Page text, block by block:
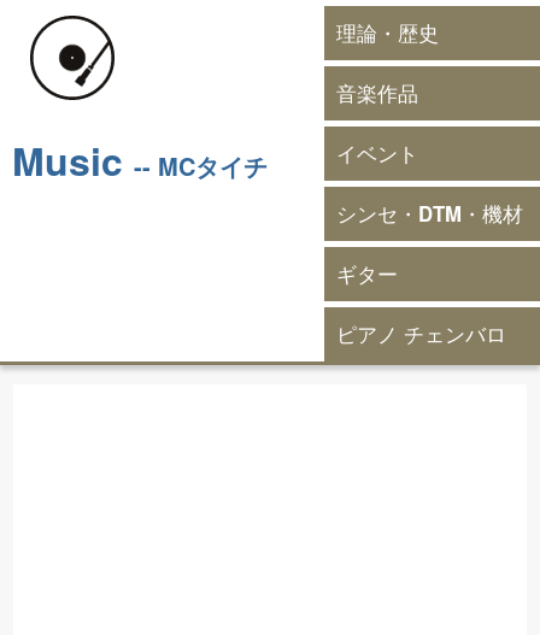
Music -- MCタイチ
理論・歴史
音楽作品
イベント
シンセ・DTM・機材
ギター
ピアノ チェンバロ